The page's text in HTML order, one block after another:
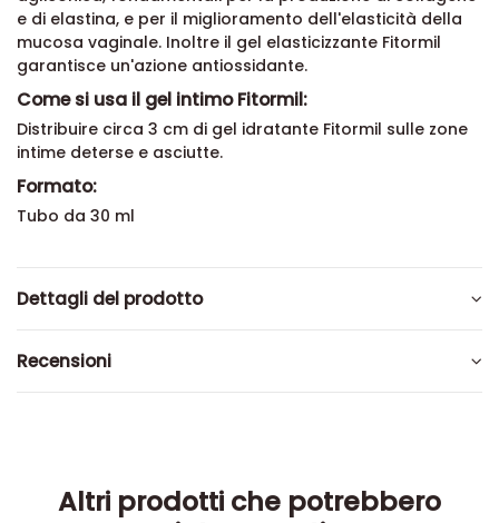
e di elastina, e per il miglioramento dell'elasticità della
mucosa vaginale. Inoltre il gel elasticizzante Fitormil
garantisce un'azione antiossidante.
Come si usa il gel intimo Fitormil:
Distribuire circa 3 cm di gel idratante Fitormil sulle zone
intime deterse e asciutte.
Formato:
Tubo da 30 ml
Dettagli del prodotto
Recensioni
Altri prodotti che potrebbero